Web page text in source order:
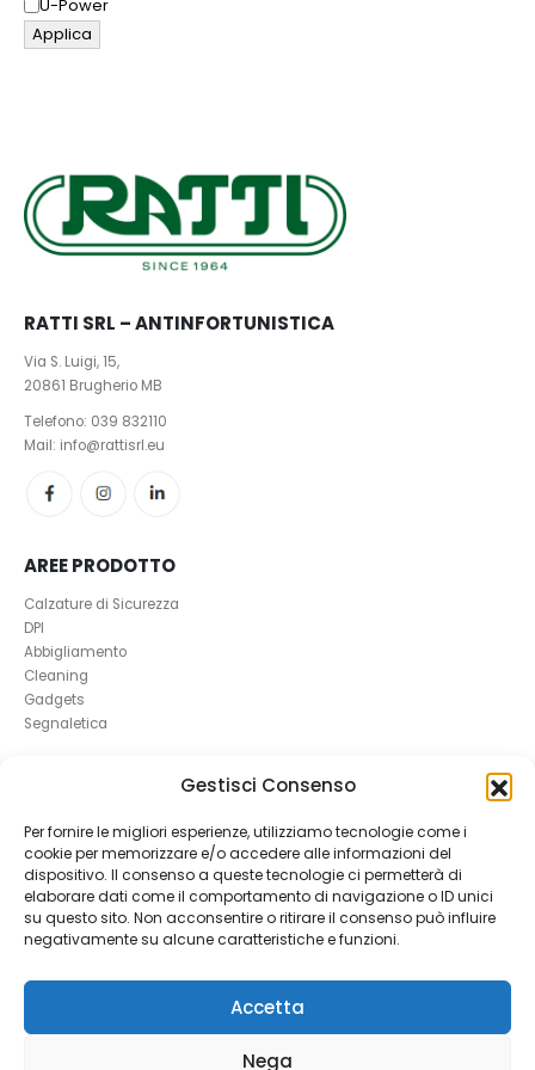
Gestisci Consenso
Per fornire le migliori esperienze, utilizziamo tecnologie come i
cookie per memorizzare e/o accedere alle informazioni del
dispositivo. Il consenso a queste tecnologie ci permetterà di
elaborare dati come il comportamento di navigazione o ID unici
su questo sito. Non acconsentire o ritirare il consenso può influire
negativamente su alcune caratteristiche e funzioni.
Accetta
Nega
U-Power
Applica
RATTI SRL – ANTINFORTUNISTICA
Via S. Luigi, 15,
20861 Brugherio MB
Telefono: 039 832110
Mail: info@rattisrl.eu
AREE PRODOTTO
Calzature di Sicurezza
DPI
Abbigliamento
Cleaning
Gadgets
Segnaletica
Condizioni e Resi
FAQ Antinfortunistica
Richiesta Reso
CookieePrivacy